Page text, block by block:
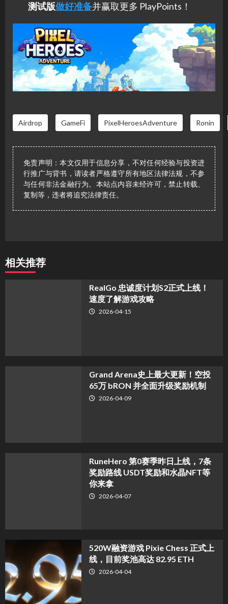
测试版做好准备并赢取更多 PlayPoints！
Airdrop GameFi PixelHeroesAdventure Ronin
免责声明：本文仅用于信息分享，不对任何经验与投资进
行推广与背书，请读者严格遵守所有地区法律法规，不参
与任何非法金融行为。本站点内容未经许可，禁止转载、
复制等，违者将追究法律责任。
相关推荐
​RealGo 忠诚度计划S2正式上线！
速度了解游戏攻略
2026-04-15
Grand Arena史上最大更新！空投
65万 bRON 并全面升级奖励机制
2026-04-09
RuneHero 第0赛季昨日上线，7条
奖励路线 USDT奖励和水晶NFT等
你来拿
2026-04-07
520W融资游戏 Pixie Chess 正式上
线，目前奖池高达 82.95 ETH
2026-04-04